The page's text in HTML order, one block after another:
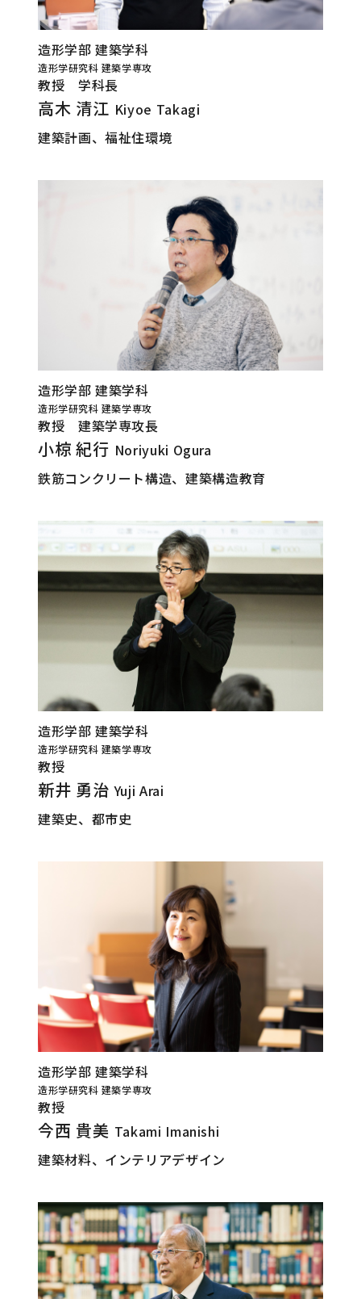
造形学部 建築学科
造形学研究科 建築学専攻
教授 学科長
高木 清江 Kiyoe Takagi
建築計画、福祉住環境
造形学部 建築学科
造形学研究科 建築学専攻
教授 建築学専攻長
小椋 紀行 Noriyuki Ogura
鉄筋コンクリート構造、建築構造教育
造形学部 建築学科
造形学研究科 建築学専攻
教授
新井 勇治Yuji Arai
建築史、都市史
造形学部 建築学科
造形学研究科 建築学専攻
教授
今西 貴美 Takami Imanishi
建築材料、インテリアデザイン